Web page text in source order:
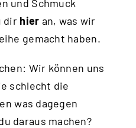
und Schmuck
dir hier an, was wir
gemacht haben.
Wir können uns
schlecht die
was dagegen
daraus machen?